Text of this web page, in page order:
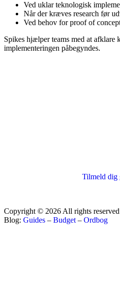
Ved uklar teknologisk
Når der kræves research før
Ved behov for proof of
Spikes hjælper teams med at afklare
implementeringen påbegyndes.
Tilmeld dig
Copyright © 2026 All rights
Blog: Guides – Budget – Ordbog